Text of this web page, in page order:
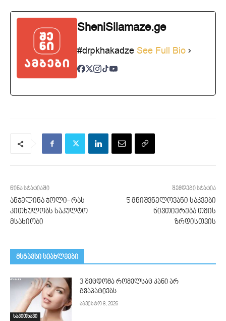
SheniSilamaze.ge
#drpkhakadze See Full Bio
წინა სტატიაში
ანჯელინა ჯოლი- რას
კითხულობს საკულტო
მსახიობი
შემდეგი სტატია
5 მნიშვნელოვანი საკვები
ნივთიერება თმის
ზრდისთვის
მსგავსი სიახლეები
საკითხავი
3 შეცდომა რომელსაც კანი არ
გვაპატიებს
აგვისტო 8, 2026